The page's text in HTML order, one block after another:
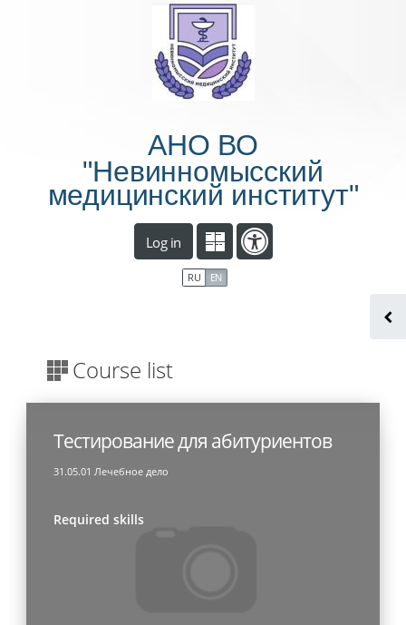
АНО ВО
"Невинномысский
медицинский институт"
Log in
RU EN
Course list
Тестирование для абитуриентов
31.05.01 Лечебное дело
Required skills